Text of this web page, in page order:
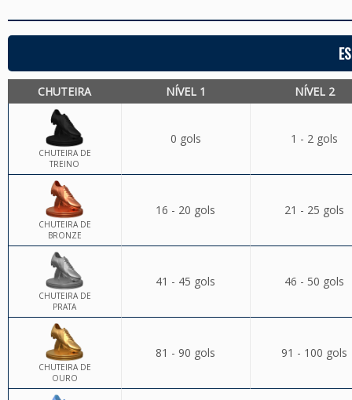
CHUTEIRA NÍVEL 1 NÍVEL 2
CHUTEIRA DE
TREINO
0 gols 1 - 2 gols
CHUTEIRA DE
BRONZE
16 - 20 gols 21 - 25 gols
CHUTEIRA DE
PRATA
41 - 45 gols 46 - 50 gols
CHUTEIRA DE
OURO
81 - 90 gols 91 - 100 gols